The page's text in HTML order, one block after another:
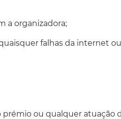
a organizadora;
falhas da internet
ou qualquer atuação